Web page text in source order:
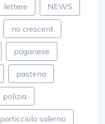
lettere NEWS
no crescent
paganese
pastena
polizia
porticciolo salerno